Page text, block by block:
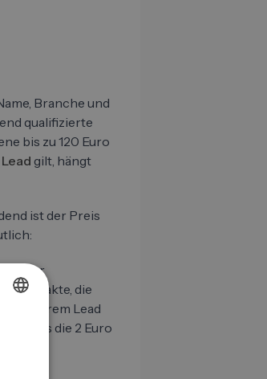
Branche und
qualifizierte
bis zu 120 Euro
gilt, hängt
ist der Preis
einer
Kontakte, die
Lead
als die 2 Euro